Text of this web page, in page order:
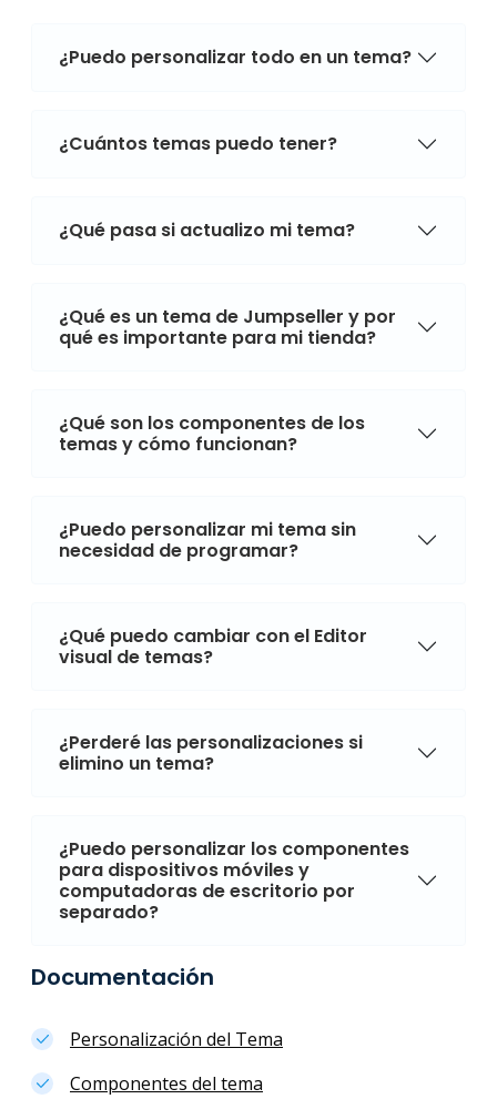
¿Puedo personalizar todo en un tema?
¿Cuántos temas puedo tener?
¿Qué pasa si actualizo mi tema?
¿Qué es un tema de Jumpseller y por
qué es importante para mi tienda?
¿Qué son los componentes de los
temas y cómo funcionan?
¿Puedo personalizar mi tema sin
necesidad de programar?
¿Qué puedo cambiar con el Editor
visual de temas?
¿Perderé las personalizaciones si
elimino un tema?
¿Puedo personalizar los componentes
para dispositivos móviles y
computadoras de escritorio por
separado?
Documentación
Personalización del Tema
Componentes del tema